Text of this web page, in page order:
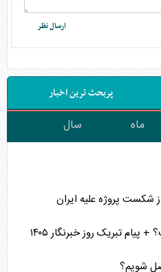
پربحث ترین اخبار
ماه سال
شکست پروژه علیه ایران
شویم؟